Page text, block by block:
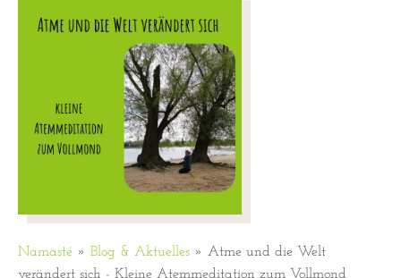
Namasté » Blog & Aktuelles » Atme und die Welt
verändert sich - Kleine Atemmeditation zum Vollmond